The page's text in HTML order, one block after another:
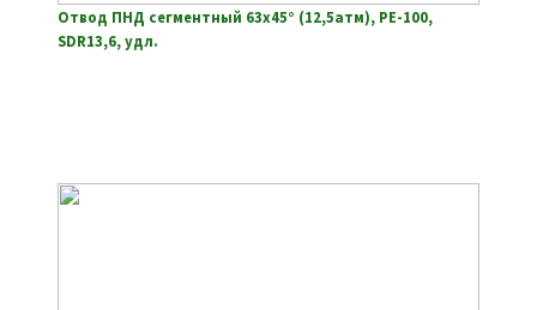
Отвод ПНД сегментный 63х45° (12,5атм), РЕ-100,
SDR13,6, удл.